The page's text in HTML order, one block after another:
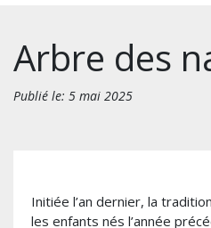
Arbre des
Publié le: 5 mai 2025
Initiée l’an dernier, la
les enfants nés l’année